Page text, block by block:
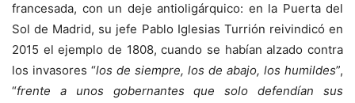
francesada, con un deje antioligárquico: en la Puerta del
Sol de Madrid, su jefe Pablo Iglesias Turrión reivindicó en
2015 el ejemplo de 1808, cuando se habían alzado contra
los invasores “los de siempre, los de abajo, los humildes”,
“frente a unos gobernantes que solo defendían sus